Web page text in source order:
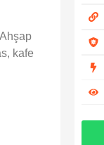
kafe